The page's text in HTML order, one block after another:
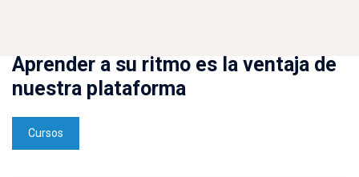
Salta [Molab] Testimonial Area
Aprender a su ritmo es la ventaja de
nuestra plataforma
Cursos